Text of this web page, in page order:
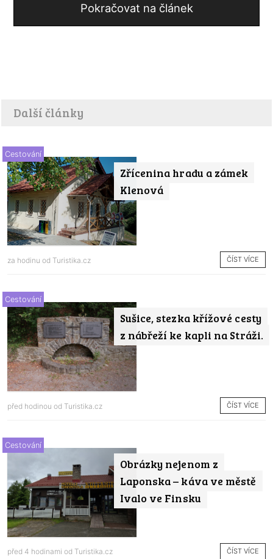
Pokračovat na článek
Další články
Zřícenina hradu a zámek
Klenová
Cestování
za hodinu od Turistika.cz ČÍST VÍCE
Sušice, stezka křížové cesty
z nábřeží ke kapli na Stráži.
Cestování
před hodinou od Turistika.cz ČÍST VÍCE
Obrázky nejenom z
Laponska – káva ve městě
Ivalo ve Finsku
Cestování
před 4 hodinami od Turistika.cz ČÍST VÍCE